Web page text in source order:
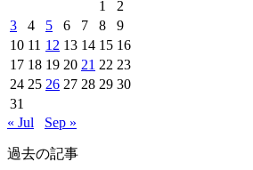
1
2
3
4 5 6 7 8
9
10 11 12 13 14 15 16
17 18 19 20 21 22 23
24 25 26 27 28 29 30
31
« Jul
Sep »
過去の記事